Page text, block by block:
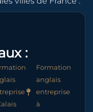
:
Formation
anglais
entreprise
à